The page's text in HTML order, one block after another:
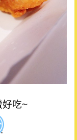
好吃~